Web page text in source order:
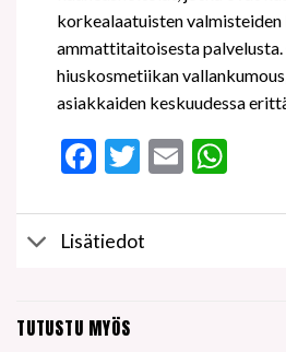
korkealaatuisten
ammattitaitoisesta palvelusta.
hiuskosmetiikan
asiakkaiden keskuudessa
Facebook
Twitter
Email
Lisätiedot
TUTUSTU MYÖS